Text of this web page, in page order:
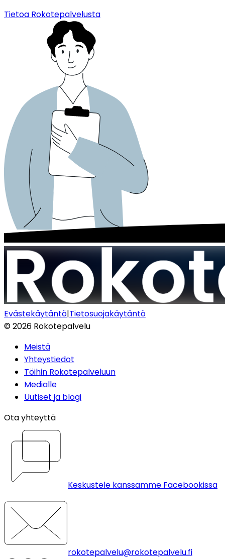
Tietoa Rokotepalvelusta
Evästekäytäntö|Tietosuojakäytäntö
©2026 Rokotepalvelu
Meistä
Yhteystiedot
Töihin Rokotepalveluun
Medialle
Uutiset ja blogi
Ota yhteyttä
Keskustele kanssamme Facebookissa
rokotepalvelu@rokotepalvelu.fi